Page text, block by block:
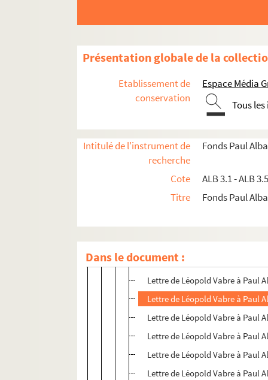
Présentation globale de la
Etablissement de
conservation
Espace Média
Tous
Intitulé de l'instrument de
recherche
Fonds Paul
Cote
ALB 3.1 - ALB
Titre
Fonds Paul
Dans le document :
Lettre de Léopold Vabre à Paul
Lettre de Léopold Vabre à Paul
Lettre de Léopold Vabre à Paul
Lettre de Léopold Vabre à Paul
Lettre de Léopold Vabre à Paul
Lettre de Léopold Vabre à Paul
Lettre de Léopold Vabre à Paul
Lettre de Léopold Vabre à Paul
Lettre de Léopold Vabre à Paul
Lettre de Léopold Vabre à Paul
Lettre de Léopold Vabre à Paul